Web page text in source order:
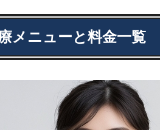
メニューと料金一覧